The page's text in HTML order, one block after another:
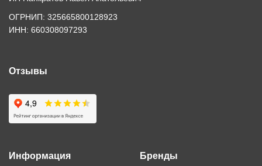
ОГРНИП: 325665800128923
ИНН: 660308097293
Отзывы
Информация Бренды